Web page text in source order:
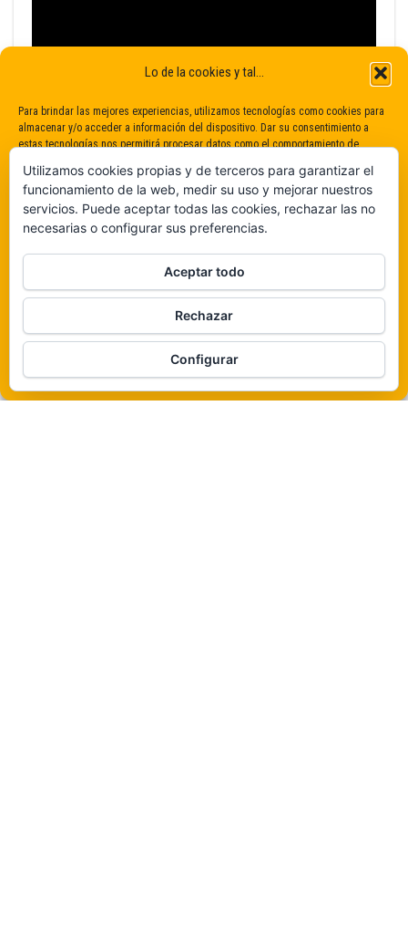
Lo de la cookies y tal...
Para brindar las mejores experiencias, utilizamos tecnologías como cookies para
almacenar y/o acceder a información del dispositivo. Dar su consentimiento a
estas tecnologías nos permitirá procesar datos como el comportamiento de
consentimiento puede afectar negativamente a determinadas características y
funciones.
De ninguna manera
Veámos que hay aquí
Política de cookies
WordPress |Tema:
Utilizamos cookies propias y de terceros para garantizar el
funcionamiento de la web, medir su uso y mejorar nuestros
servicios. Puede aceptar todas las cookies, rechazar las no
necesarias o configurar sus preferencias.
Aceptar todo
Rechazar
Configurar